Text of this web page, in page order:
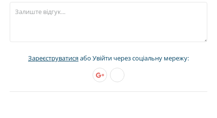
Зареєструватисяабо Увійти через соціальну мережу: